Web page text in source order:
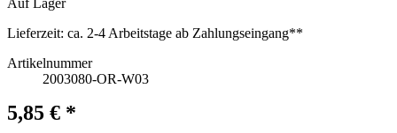
Lieferzeit: ca. 2-4 Arbeitstage ab Zahlungseingang**
Artikelnummer
2003080-OR-W03
5,85 € *